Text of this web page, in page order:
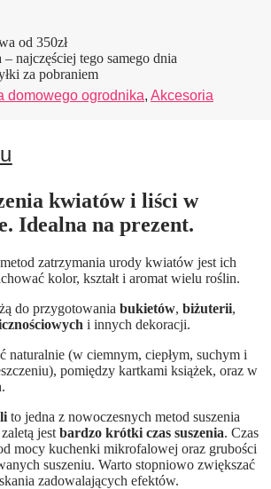
od 350zł
– najczęściej tego samego dnia
za pobraniem
domowego ogrodnika, Akcesoria
kwiatów i liści w
Idealna na prezent.
zatrzymania urody kwiatów jest ich
kolor, kształt i aromat wielu roślin.
do przygotowania bukietów, biżuterii,
i innych dekoracji.
naturalnie (w ciemnym, ciepłym, suchym i
pomiędzy kartkami książek, oraz w
to jedna z nowoczesnych metod suszenia
jest bardzo krótki czas suszenia. Czas
mocy kuchenki mikrofalowej oraz grubości
suszeniu. Warto stopniowo zwiększać
zadowalających efektów.